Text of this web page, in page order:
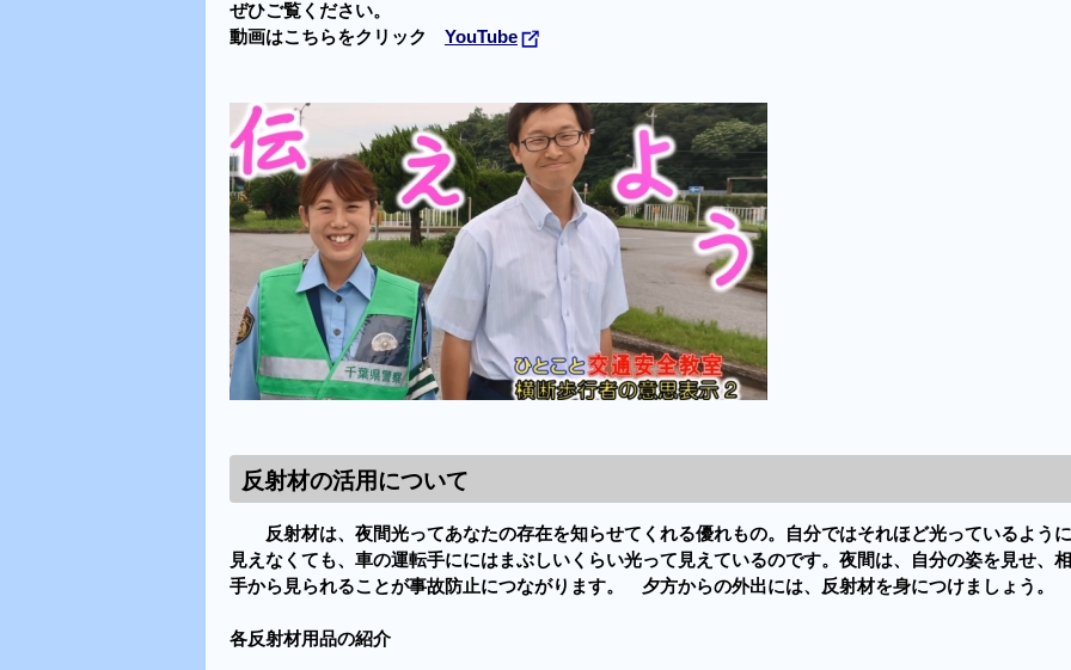
ぜひご覧ください。
動画はこちらをクリック YouTube
反射材の活用について
反射材は、夜間光ってあなたの存在を知らせてくれる優れもの。自分ではそれほど光っているように
見えなくても、車の運転手ににはまぶしいくらい光って見えているのです。夜間は、自分の姿を見せ、相
手から見られることが事故防止につながります。 夕方からの外出には、反射材を身につけましょう。
各反射材用品の紹介